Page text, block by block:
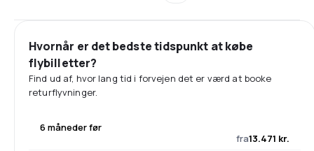
Hvornår er det bedste tidspunkt at købe
flybilletter?
Find ud af, hvor lang tid i forvejen det er værd at booke
returflyvninger.
6 måneder før
fra13.471 kr.